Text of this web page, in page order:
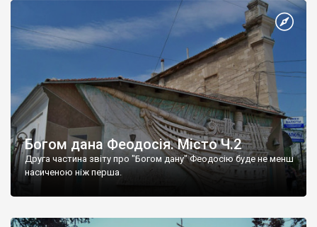
Богом дана Феодосія. Місто Ч.2
Друга частина звіту про "Богом дану" Феодосію буде не менш
насиченою ніж перша.